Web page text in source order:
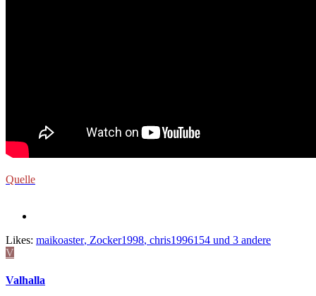
Quelle
Likes: maikoaster, Zocker1998, chris1996154 und 3 andere
V
Valhalla